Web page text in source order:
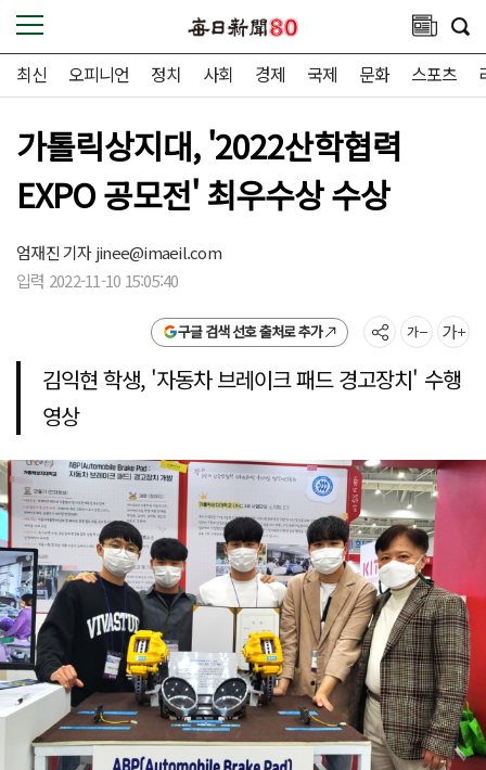
최신 오피니언 정치 사회 경제 국제 문화 스포츠
가톨릭상지대, '2022산학협력
EXPO 공모전' 최우수상 수상
엄재진 기자jinee@imaeil.com
입력 2022-11-10 15:05:40
구글 검색 선호 출처로 추가
김익현 학생, '자동차 브레이크 패드 경고장치' 수행
영상